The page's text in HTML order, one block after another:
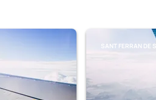
SANT FERRAN DE